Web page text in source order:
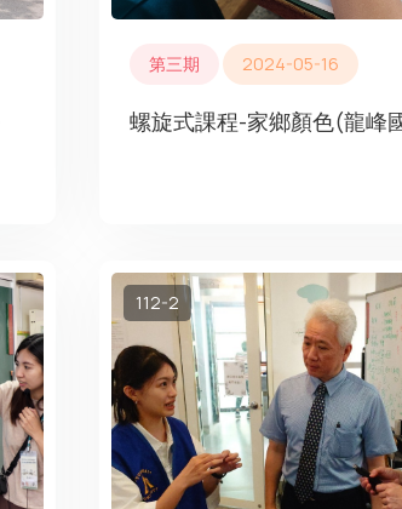
第三期 2024-05-16
螺旋式課程-家鄉顏色(龍峰
112-2